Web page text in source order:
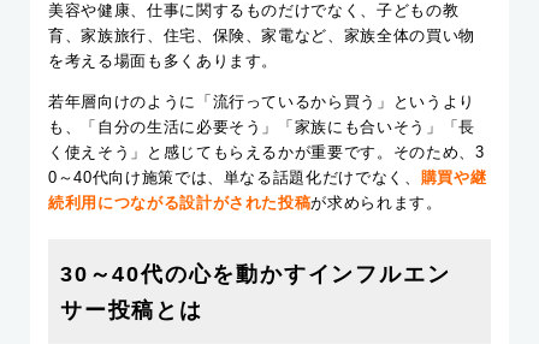
美容や健康、仕事に関するものだけでなく、子どもの教
育、家族旅行、住宅、保険、家電など、家族全体の買い物
を考える場面も多くあります。
若年層向けのように「流行っているから買う」というより
も、「自分の生活に必要そう」「家族にも合いそう」「長
く使えそう」と感じてもらえるかが重要です。そのため、3
0～40代向け施策では、単なる話題化だけでなく、 購買や継
続利用につながる設計がされた投稿が求められます。
30～40代の心を動かすインフルエン
サー投稿とは